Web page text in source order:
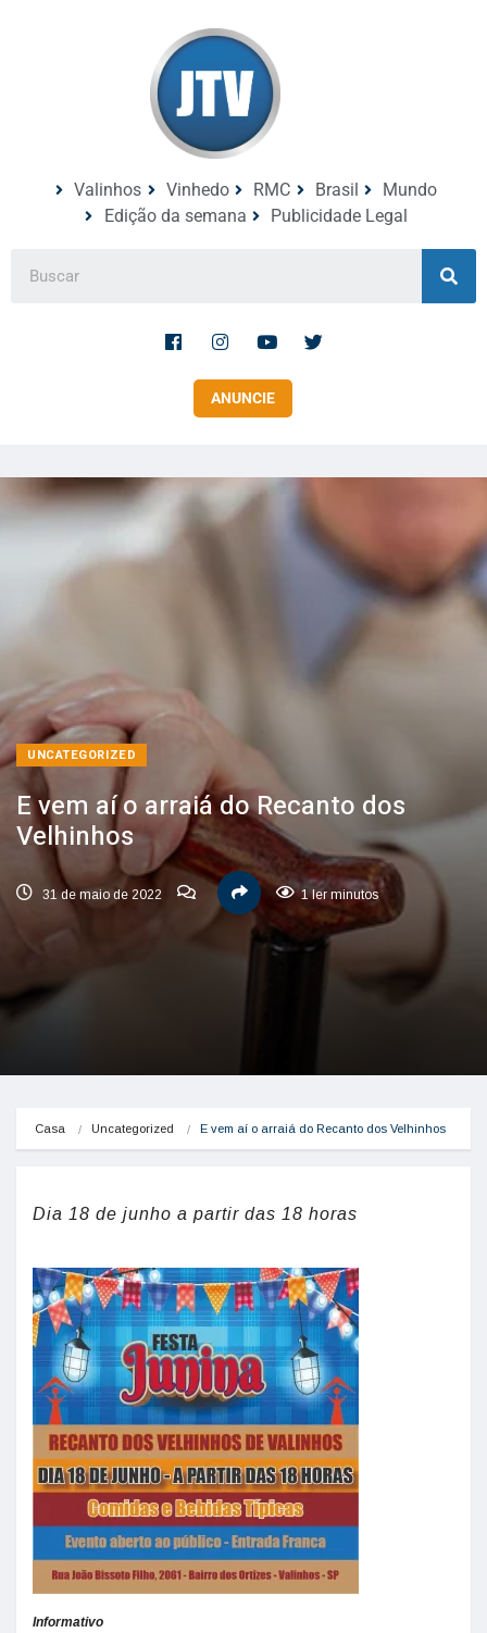
Valinhos Vinhedo RMC Brasil
Mundo
Edição da semana
Publicidade Legal
ANUNCIE
UNCATEGORIZED
E vem aí o arraiá do Recanto dos
Velhinhos
31 de maio de 2022 1 ler minutos
Casa Uncategorized E vem aí o arraiá do Recanto dos Velhinhos
Dia 18 de junho a partir das 18 horas
Informativo